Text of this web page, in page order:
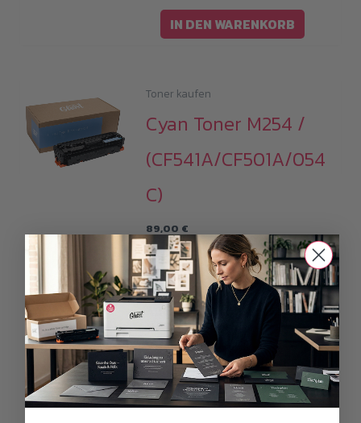
IN DEN WARENKORB
Toner kaufen
Cyan Toner M254 /
(CF541A/CF501A/054
C)
89,00 €
(74,79€ netto)
i
Alle Preise inkl.19% MwSt.plus
Versandkosten
IN DEN WARENKORB